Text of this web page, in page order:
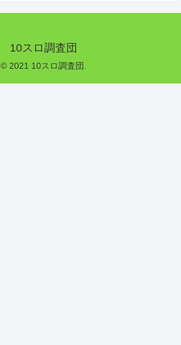
10スロ調査団
© 2021 10スロ調査団.